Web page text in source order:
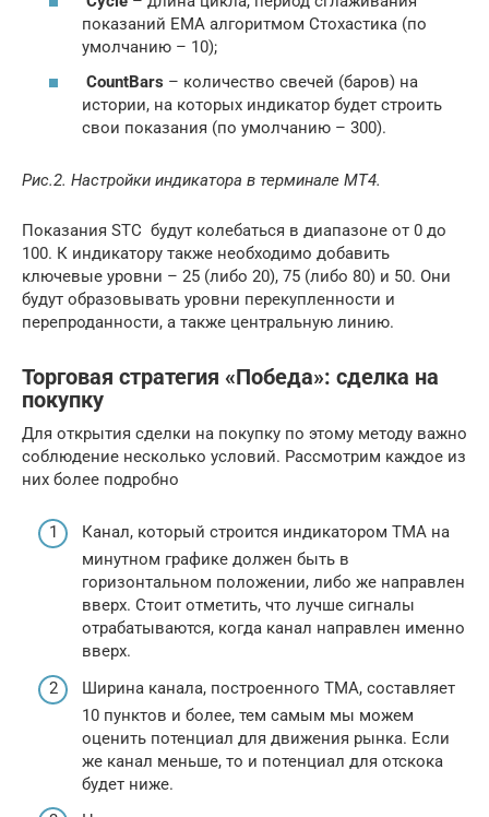
показаний EMA алгоритмом Стохастика (по
умолчанию – 10);
CountBars – количество свечей (баров) на
истории, на которых индикатор будет строить
свои показания (по умолчанию – 300).
Рис.2. Настройки индикатора в терминале МТ4.
Показания STC будут колебаться в диапазоне от 0 до
100. К индикатору также необходимо добавить
ключевые уровни – 25 (либо 20), 75 (либо 80) и 50. Они
будут образовывать уровни перекупленности и
перепроданности, а также центральную линию.
Торговая стратегия «Победа»: сделка на
покупку
Для открытия сделки на покупку по этому методу важно
соблюдение несколько условий. Рассмотрим каждое из
них более подробно
Канал, который строится индикатором TMA на
минутном графике должен быть в
горизонтальном положении, либо же направлен
вверх. Стоит отметить, что лучше сигналы
отрабатываются, когда канал направлен именно
вверх.
Ширина канала, построенного ТМА, составляет
10 пунктов и более, тем самым мы можем
оценить потенциал для движения рынка. Если
же канал меньше, то и потенциал для отскока
будет ниже.